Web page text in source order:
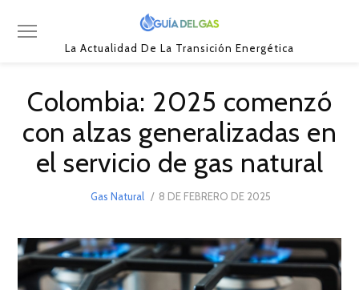
La Actualidad De La Transición Energética
Colombia: 2025 comenzó
con alzas generalizadas en
el servicio de gas natural
Gas Natural
POSTED
8 DE FEBRERO DE 2025
DE
2025